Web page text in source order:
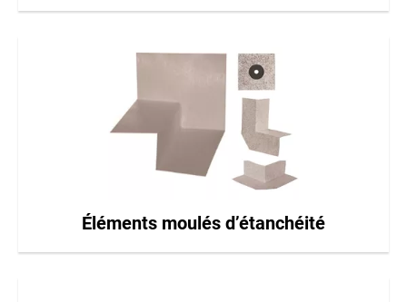
Éléments moulés d’étanchéité